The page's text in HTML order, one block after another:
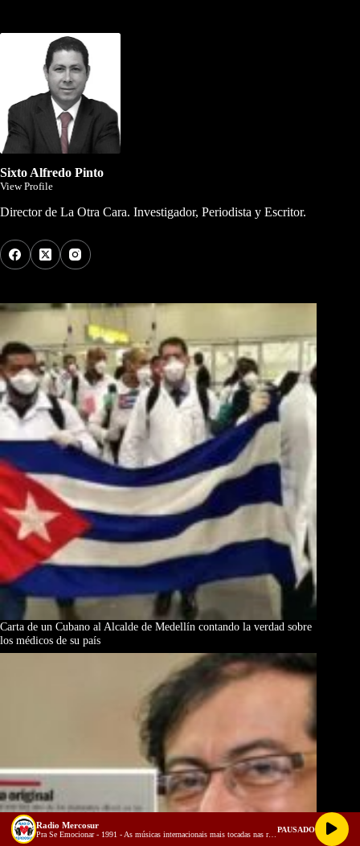
Sixto Alfredo Pinto
View Profile
Director de La Otra Cara. Investigador, Periodista y Escritor.
Carta de un Cubano al Alcalde de Medellín contando la verdad sobre
los médicos de su país
Radio Mercosur
Pra Se Emocionar - 1991 - As músicas internacionais mais tocadas nas rádios do Brasil
PAUSADO